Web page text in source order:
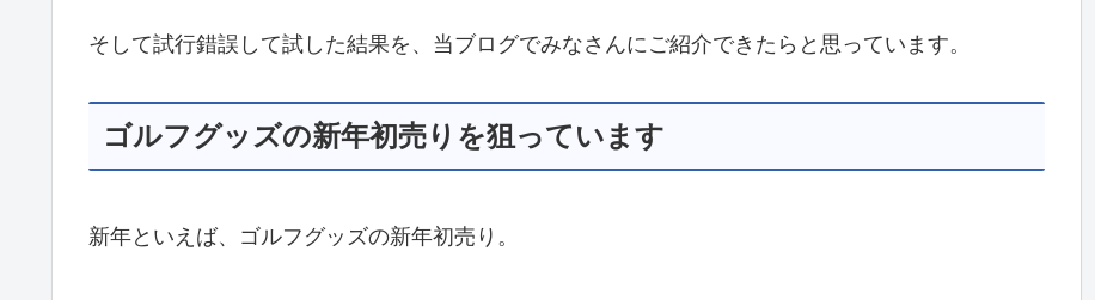
そして試行錯誤して試した結果を、当ブログでみなさんにご紹介できたらと思っています。
ゴルフグッズの新年初売りを狙っています
新年といえば、ゴルフグッズの新年初売り。